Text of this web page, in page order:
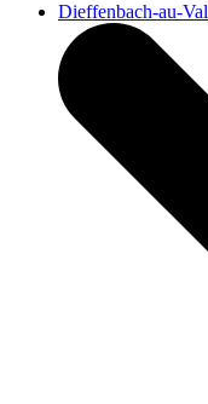
Dieffenbach-au-Val